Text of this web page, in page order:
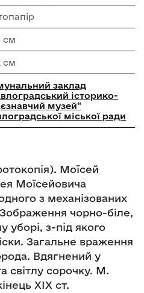
см
см
заклад
історико-
музей"
міської ради
Моїсей
Моїсейовича
з механізованих
чорно-біле,
уборі, з-під якого
Загальне враження
Вдягнений у
світлу сорочку. М.
XIX ст.